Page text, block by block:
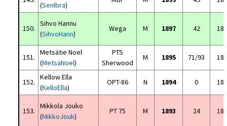
(SenIbra)
150.
Sihvo Hannu
(SihvoHann)
Wega M 1897 42
151.
Metsätie Noel
(MetsäNoel)
PTS
Sherwood
M 1895 71/93
152.
Kellow Ella
(KelloElla)
OPT-86 N 1894 0
153.
Mikkola Jouko
(MikkoJouk)
PT 75 M 1893 24